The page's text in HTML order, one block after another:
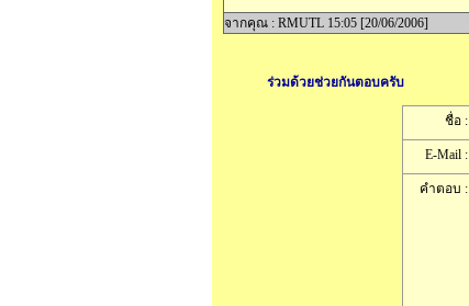
จากคุณ : RMUTL 15:05 [20/06/2006]
ร่วมด้วยช่วยกันตอบครับ
ชื่อ :
E-Mail :
คำตอบ :